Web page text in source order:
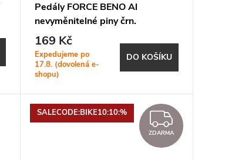
Pedály FORCE BENO Al
nevyměnitelné piny črn.
169 Kč
Expedujeme po
17.8. (dovolená e-
shopu)
DO KOŠÍKU
SALECODE:BIKE10:10:%
ZDARMA